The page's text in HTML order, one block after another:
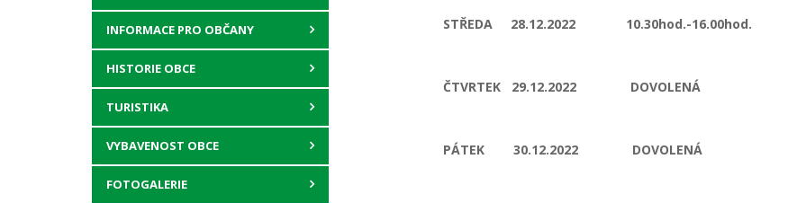
INFORMACE PRO OBČANY
HISTORIE OBCE
TURISTIKA
VYBAVENOST OBCE
FOTOGALERIE
STŘEDA 28.12.2022 10.30hod.-16.00hod.
ČTVRTEK 29.12.2022 DOVOLENÁ
PÁTEK 30.12.2022 DOVOLENÁ